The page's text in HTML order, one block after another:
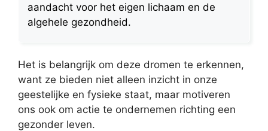
aandacht voor het eigen lichaam en de
algehele gezondheid.
Het is belangrijk om deze dromen te erkennen,
want ze bieden niet alleen inzicht in onze
geestelijke en fysieke staat, maar motiveren
ons ook om actie te ondernemen richting een
gezonder leven.